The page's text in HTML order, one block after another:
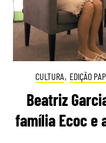
CULTURA, EDIÇÃO
Beatriz
família Ecoc e